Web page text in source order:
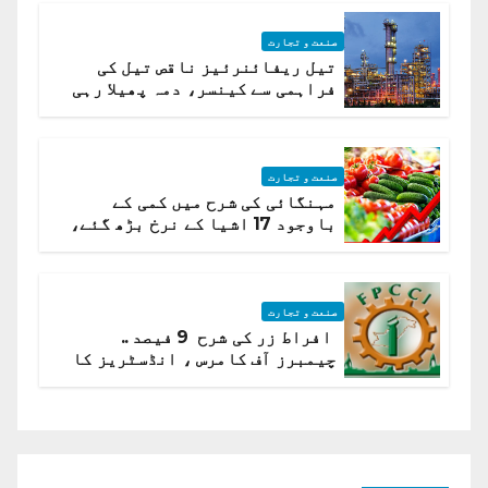
صنعت و تجارت
تیل ریفائنرئیز ناقص تیل کی
فراہمی سے کینسر، دمہ پھیلا رہی
صنعت و تجارت
مہنگائی کی شرح میں کمی کے
باوجود 17 اشیا کے نرخ بڑھ گئے،
صنعت و تجارت
افراط زر کی شرح 9 فیصد ..
چیمبرز آف کامرس ، انڈسٹریز کا